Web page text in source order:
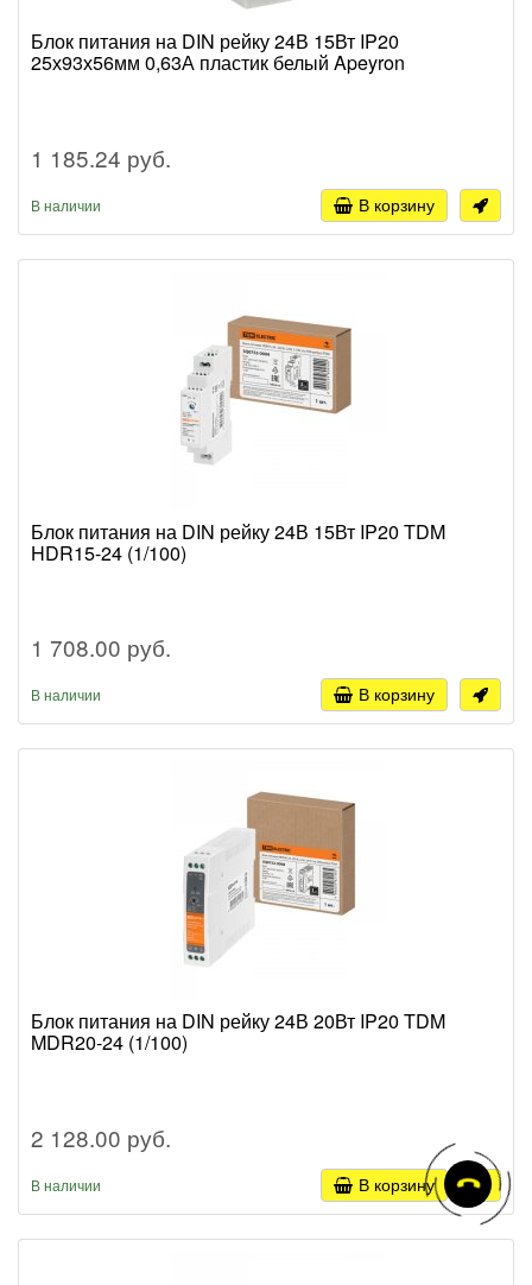
Блок питания на DIN рейку 24В 15Вт IP20
25х93х56мм 0,63А пластик белый Apeyron
1 185.24 руб.
В наличии В корзину
Блок питания на DIN рейку 24В 15Вт IP20 TDM
HDR15-24 (1/100)
1 708.00 руб.
В наличии В корзину
Блок питания на DIN рейку 24В 20Вт IP20 TDM
MDR20-24 (1/100)
2 128.00 руб.
В наличии В корзину